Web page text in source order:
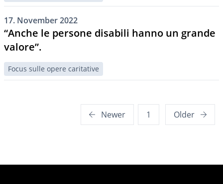
17. November 2022
“Anche le persone disabili hanno un grande
valore”.
Focus sulle opere caritative
Newer 1 Older